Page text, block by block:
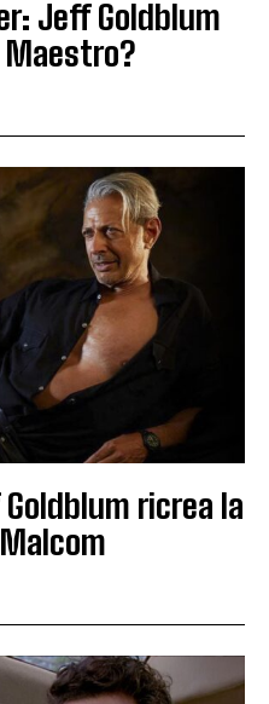
Jeff Goldblum
Maestro?
ricrea la